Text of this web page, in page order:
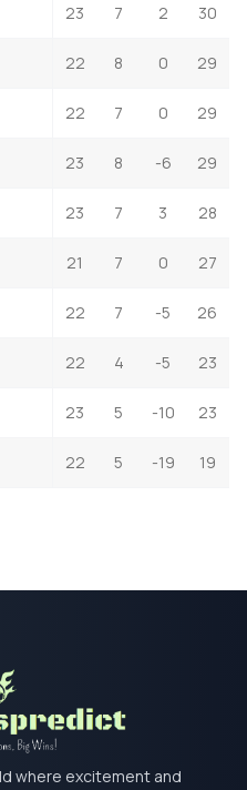
23 7 2 30
22 8 0 29
22 7 0 29
23 8 -6 29
23 7 3 28
21 7 0 27
22 7 -5 26
22 4 -5 23
23 5 -10 23
22 5 -19 19
where excitement and